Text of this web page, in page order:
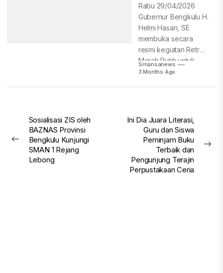
Rabu 29/04/2026
Gubernur Bengkulu H.
Helmi Hasan, SE
membuka secara
resmi kegiatan Retret
Merah Putih untuk
pelajar...
Smansanews
3 Months Ago
Post
navigation
Previous
Sosialisasi ZIS oleh
BAZNAS Provinsi
Bengkulu Kunjungi
SMAN 1 Rejang
Lebong
Ini Dia Juara Literasi,
Guru dan Siswa
Peminjam Buku
Terbaik dan
Pengunjung Terajin
Perpustakaan Ceria